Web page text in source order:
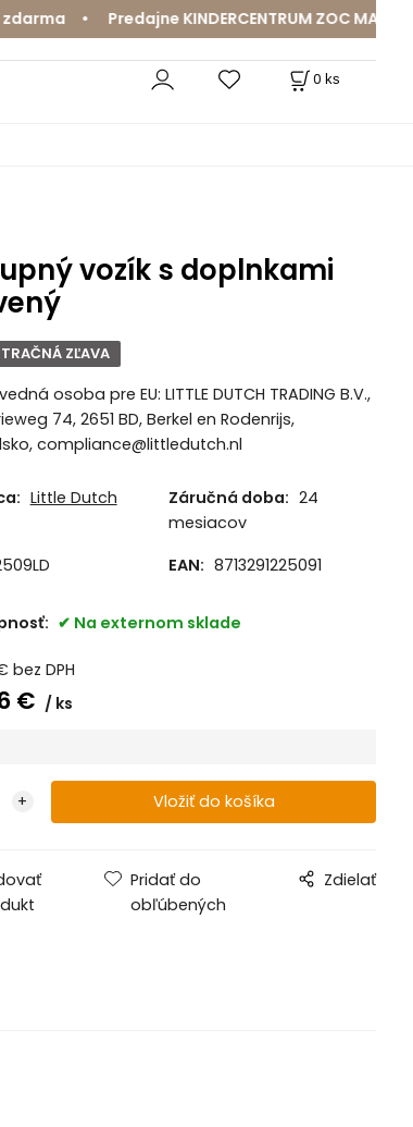
Predajne KINDERCENTRUM ZOC MAX a
0 ks
vozík s doplnkami
ZĽAVA
osoba pre EU: LITTLE DUTCH TRADING B.V.,
74, 2651 BD, Berkel en Rodenrijs,
compliance@littledutch.nl
Little Dutch Záručná doba: 24
mesiacov
EAN: 8713291225091
Na externom sklade
bez DPH
€ ks
Pridať do
obľúbených
Zdielať